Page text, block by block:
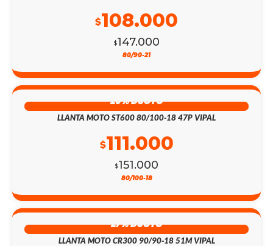
$147.000
$108.000
80/90-21
26% DSCTO
LLANTA MOTO ST600 80/100-18 47P VIPAL
$151.000
$111.000
80/100-18
27% DSCTO
LLANTA MOTO CR300 90/90-18 51M VIPAL